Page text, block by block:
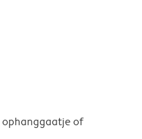
ophanggaatje of